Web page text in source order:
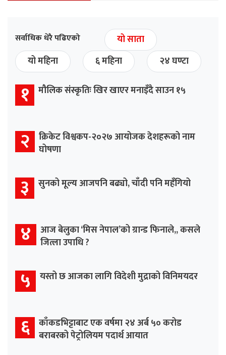
सर्वाधिक धेरै पढिएको
यो साता
यो महिना
६ महिना २४ घण्टा
१ मौलिक संस्कृतिः खिर खाएर मनाइँदै साउन १५
२ क्रिकेट विश्वकप-२०२७ आयोजक देशहरूको नाम
घोषणा
३ सुनको मूल्य आजपनि बढ्यो, चाँदी पनि महँगियो
४ आज बेलुका ‘मिस नेपाल’को ग्रान्ड फिनाले,, कसले
जित्ला उपाधि ?
५ यस्तो छ आजका लागि विदेशी मुद्राको विनिमयदर
६ काँकडभिट्टाबाट एक वर्षमा २४ अर्ब ५० करोड
बराबरको पेट्रोलियम पदार्थ आयात